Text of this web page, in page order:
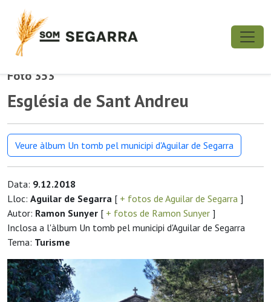
Foto 353
Església de Sant Andreu
Veure àlbum Un tomb pel municipi d'Aguilar de Segarra
Data: 9.12.2018
Lloc: Aguilar de Segarra [ + fotos de Aguilar de Segarra ]
Autor: Ramon Sunyer [ + fotos de Ramon Sunyer ]
Inclosa a l'àlbum Un tomb pel municipi d'Aguilar de Segarra
Tema: Turisme